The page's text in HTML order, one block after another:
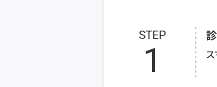
STEP
1